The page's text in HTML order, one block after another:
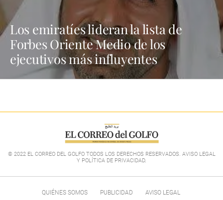
Los emiratíes lideran la lista de
Forbes Oriente Medio de los
ejecutivos más influyentes
© 2022 EL CORREO DEL GOLFO TODOS LOS DERECHOS RESERVADOS. AVISO LEGAL
Y POLÍTICA DE PRIVACIDAD.
QUIÉNES SOMOS PUBLICIDAD AVISO LEGAL